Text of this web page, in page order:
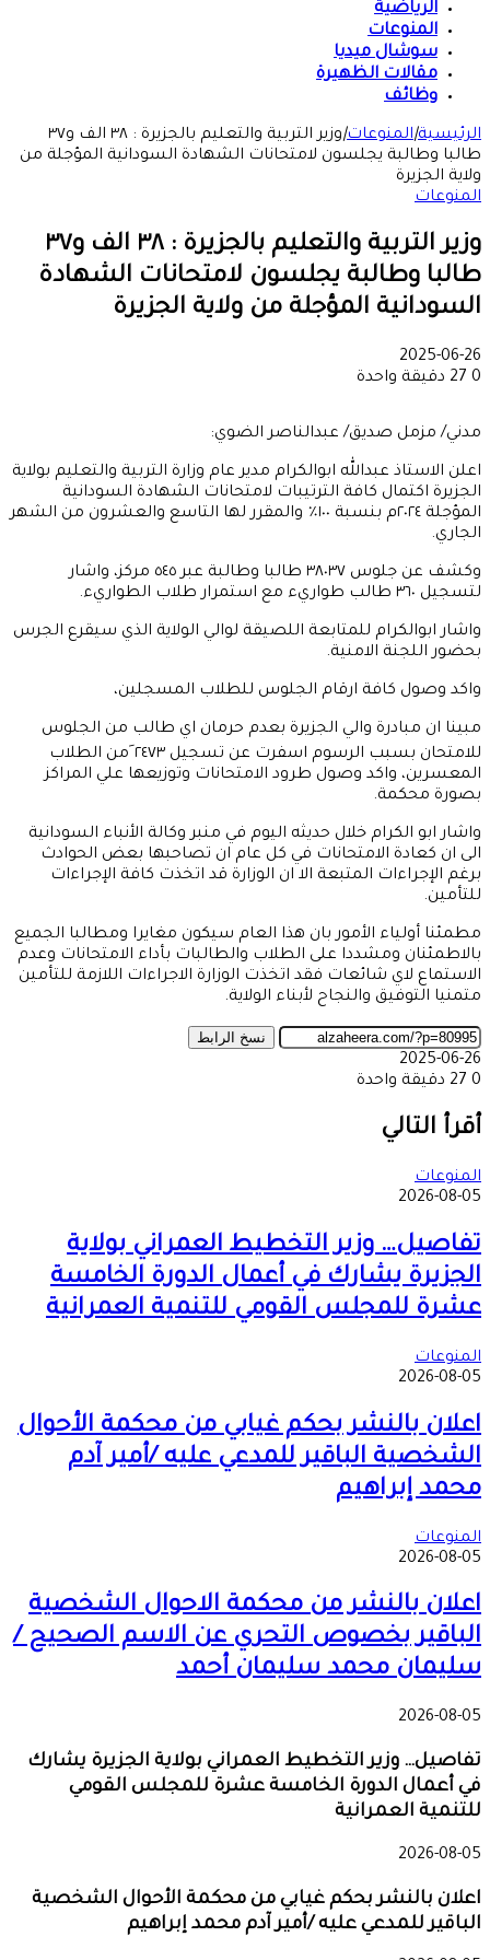
الرياضية
المنوعات
سوشال ميديا
مقالات الظهيرة
وظائف
الرئيسية|المنوعات|
وزير التربية والتعليم بالجزيرة : ٣٨ الف و٣٧
طالبا وطالبة يجلسون لامتحانات الشهادة السودانية المؤجلة من
ولاية الجزيرة
المنوعات
وزير التربية والتعليم بالجزيرة : ٣٨ الف و٣٧
طالبا وطالبة يجلسون لامتحانات الشهادة
السودانية المؤجلة من ولاية الجزيرة
2025-06-26
0
دقيقة واحدة
مدني/ مزمل صديق/ عبدالناصر الضوي:
اعلن الاستاذ عبدالله ابوالكرام مدير عام وزارة التربية والتعليم بولاية
الجزيرة اكتمال كافة الترتيبات لامتحانات الشهادة السودانية
المؤجلة ٢٠٢٤م بنسبة ١٠٠٪ والمقرر لها التاسع والعشرون من الشهر
الجاري.
وكشف عن جلوس ٣٨٠٣٧ طالبا وطالبة عبر ٥٤٥ مركز، واشار
لتسجيل ٣٦٠ طالب طواريء مع استمرار طلاب الطواريء.
واشار ابوالكرام للمتابعة اللصيقة لوالي الولاية الذي سيقرع الجرس
بحضور اللجنة الامنية.
واكد وصول كافة ارقام الجلوس للطلاب المسجلين،
مبينا ان مبادرة والي الجزيرة بعدم حرمان اي طالب من الجلوس
للامتحان بسبب الرسوم اسفرت عن تسجيل ٢٤٧٣ َمن الطلاب
المعسرين، واكد وصول طرود الامتحانات وتوزيعها علي المراكز
بصورة محكمة.
واشار ابو الكرام خلال حديثه اليوم في منبر وكالة الأنباء السودانية
الى ان كعادة الامتحانات في كل عام ان تصاحبها بعض الحوادث
برغم الإجراءات المتبعة الا ان الوزارة قد اتخذت كافة الإجراءات
للتأمين.
مطمئنا أولياء الأمور بان هذا العام سيكون مغايرا ومطالبا الجميع
بالاطمئنان ومشددا على الطلاب والطالبات بأداء الامتحانات وعدم
الاستماع لاي شائعات فقد اتخذت الوزارة الاجراءات اللازمة للتأمين
متمنيا التوفيق والنجاح لأبناء الولاية.
نسخ الرابط
2025-06-26
0
دقيقة واحدة
عبر
البريد
أقرأ التالي
المنوعات
2026-08-05
تفاصيل… وزير التخطيط العمراني بولاية
الجزيرة يشارك في أعمال الدورة الخامسة
عشرة للمجلس القومي للتنمية العمرانية
المنوعات
2026-08-05
اعلان بالنشر بحكم غيابي من محكمة الأحوال
الشخصية الباقير للمدعي عليه /أمير آدم
محمد إبراهيم
المنوعات
2026-08-05
اعلان بالنشر من محكمة الاحوال الشخصية
الباقير بخصوص التحري عن الاسم الصحيح /
سليمان محمد سليمان أحمد
2026-08-05
تفاصيل… وزير التخطيط العمراني بولاية الجزيرة يشارك
في أعمال الدورة الخامسة عشرة للمجلس القومي
للتنمية العمرانية
2026-08-05
اعلان بالنشر بحكم غيابي من محكمة الأحوال الشخصية
الباقير للمدعي عليه /أمير آدم محمد إبراهيم